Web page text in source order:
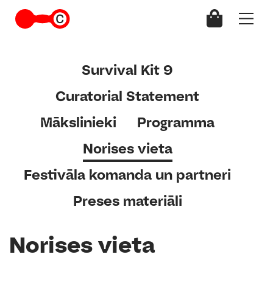
Survival Kit 9
Curatorial Statement
Mākslinieki
Programma
Norises vieta
Festivāla komanda un partneri
Preses materiāli
Norises vieta